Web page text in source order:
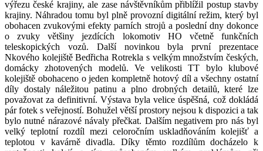
výřezu české krajiny, ale zase návštěvníkům přiblížil postup stavby
krajiny. Náhradou tomu byl plně provozní digitální režim, který byl
obohacen zvukovými efekty parních strojů a poslední dny dokonce
o zvuky většiny jezdících lokomotiv HO včetně funkčních
teleskopických vozů. Další novinkou byla první prezentace
Nkového kolejiště Bedřicha Rotrekla s velkým množstvím českých,
domácky zhotovených modelů. Ve velikosti TT bylo klubové
kolejiště obohaceno o jeden kompletně hotový díl a všechny ostatní
díly dostaly náležitou patinu a plno drobných detailů, které lze
považovat za definitivní. Výstava byla velice úspěšná, což dokládá
pár fotek s veřejností. Bohužel větší prostory nejsou k dispozici a tak
bylo nutné nárazové návaly přečkat. Dalším negativem pro nás byl
velký teplotní rozdíl mezi celoročním uskladňováním kolejišť a
teplotou v kavárně divadla. Díky těmto rozdílům docházelo k